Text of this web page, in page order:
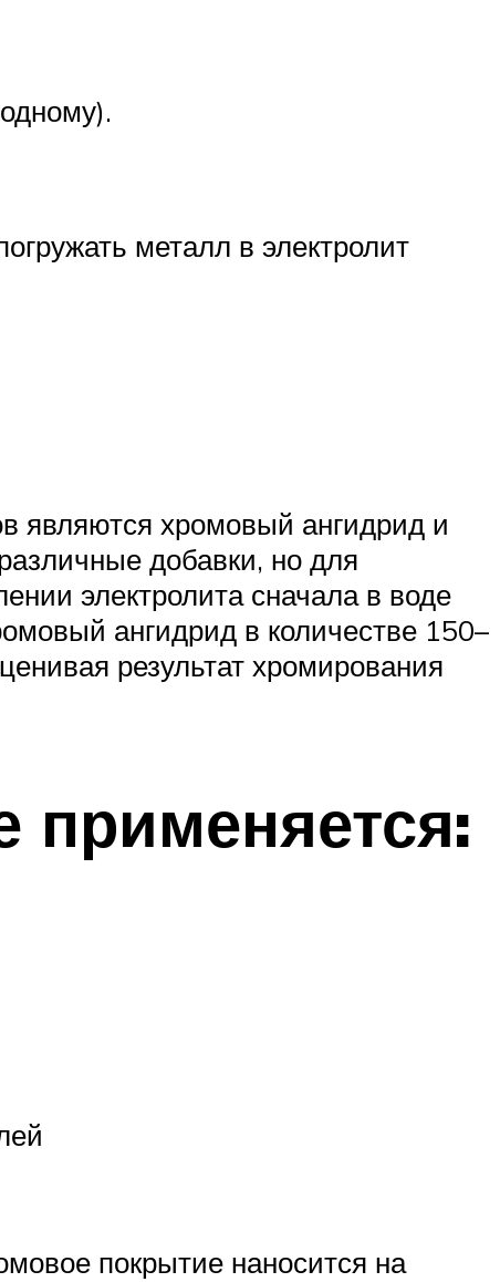
металл в электролит
являются хромовый ангидрид и
добавки, но для
электролита сначала в воде
ангидрид в количестве 150–
результат хромирования
применяется:
покрытие наносится на